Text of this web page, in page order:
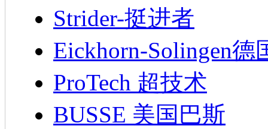
Strider-挺进者
Eickhorn-Solingen德
ProTech 超技术
BUSSE 美国巴斯